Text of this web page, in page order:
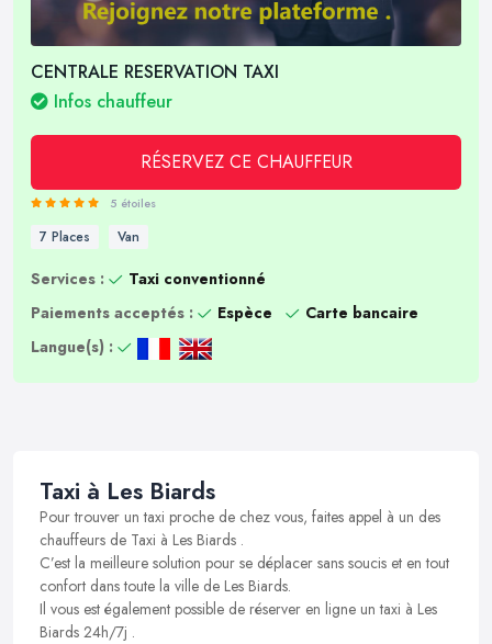
CENTRALE RESERVATION TAXI
Infos chauffeur
RÉSERVEZ CE CHAUFFEUR
5 étoiles
7 Places Van
Services :
Taxi conventionné
Paiements acceptés :
Espèce
Carte bancaire
Langue(s) :
Taxi à Les Biards
Pour trouver un taxi proche de chez vous, faites appel à un des
chauffeurs de Taxi à Les Biards .
C’est la meilleure solution pour se déplacer sans soucis et en tout
confort dans toute la ville de Les Biards.
Il vous est également possible de réserver en ligne un taxi à Les
Biards 24h/7j .